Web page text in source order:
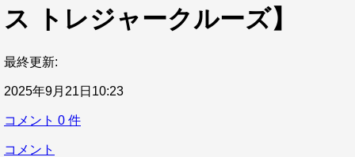
ス トレジャークルーズ】
最終更新:
2025年9月21日10:23
コメント 0 件
コメント